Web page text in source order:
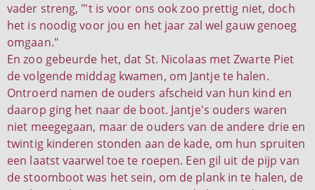
vader streng, "'t is voor ons ook zoo prettig niet, doch
het is noodig voor jou en het jaar zal wel gauw genoeg
omgaan."
En zoo gebeurde het, dat St. Nicolaas met Zwarte Piet
de volgende middag kwamen, om Jantje te halen.
Ontroerd namen de ouders afscheid van hun kind en
daarop ging het naar de boot. Jantje's ouders waren
niet meegegaan, maar de ouders van de andere drie en
twintig kinderen stonden aan de kade, om hun spruiten
een laatst vaarwel toe te roepen. Een gil uit de pijp van
de stoomboot was het sein, om de plank in te halen, de